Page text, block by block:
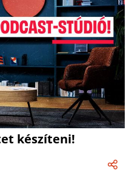
készíteni!